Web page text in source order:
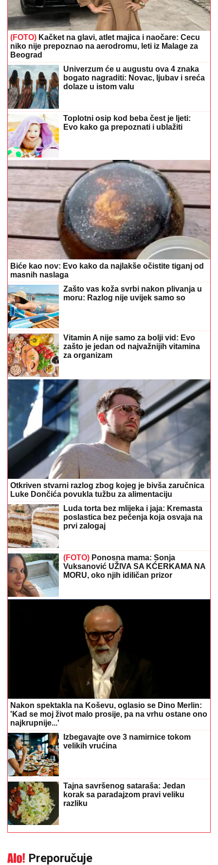
(FOTO) Kačket na glavi, atlet majica i naočare: Cecu
niko nije prepoznao na aerodromu, leti iz Malage za
Beograd
Univerzum će u augustu ova 4 znaka
bogato nagraditi: Novac, ljubav i sreća
dolaze u istom valu
Toplotni osip kod beba čest je ljeti:
Evo kako ga prepoznati i ublažiti
Biće kao nov: Evo kako da najlakše očistite tiganj od
masnih naslaga
Zašto vas koža svrbi nakon plivanja u
moru: Razlog nije uvijek samo so
Vitamin A nije samo za bolji vid: Evo
zašto je jedan od najvažnijih vitamina
za organizam
Otkriven stvarni razlog zbog kojeg je bivša zaručnica
Luke Dončića povukla tužbu za alimentaciju
Luda torta bez mlijeka i jaja: Kremasta
poslastica bez pečenja koja osvaja na
prvi zalogaj
(FOTO) Ponosna mama: Sonja
Vuksanović UŽIVA SA KĆERKAMA NA
MORU, oko njih idiličan prizor
Nakon spektakla na Koševu, oglasio se Dino Merlin:
'Kad se moj život malo prosije, pa na vrhu ostane ono
najkrupnije...'
Izbegavajte ove 3 namirnice tokom
velikih vrućina
Tajna savršenog sataraša: Jedan
korak sa paradajzom pravi veliku
razliku
Preporučuje